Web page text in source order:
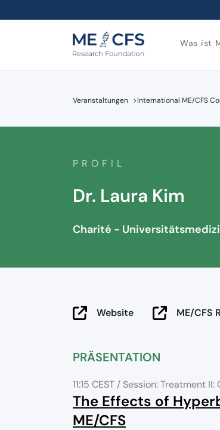
Was ist
Veranstaltungen >International ME/CFS
PROFIL
Dr. Laura Kim
Charité -
Website ME/CFS
PRÄSENTATION
11:15 CEST / Session: Treatment II:
The Effects of
ME/CFS